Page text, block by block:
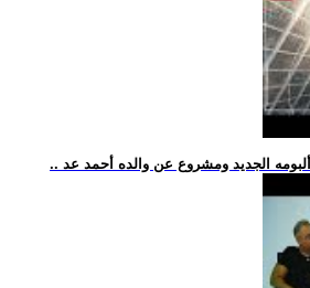
الجديد ومشروع عن والده أحمد عد